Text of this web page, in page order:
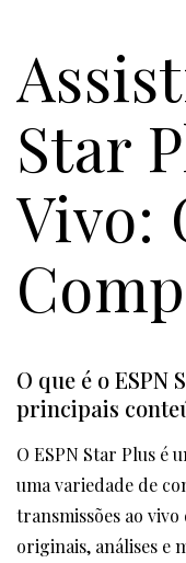
Star
Vivo:
O que é o ESPN
principais
O ESPN Star Plus é
uma variedade de
transmissões ao
originais, análises e